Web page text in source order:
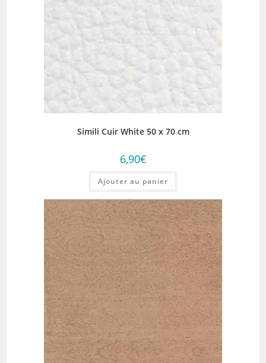
Simili Cuir White 50 x 70 cm
6,90€
Ajouter au panier